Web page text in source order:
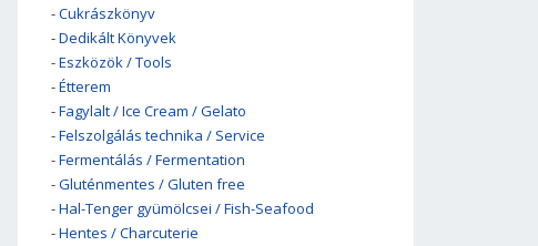
-Cukrászkönyv
-Dedikált Könyvek
-Eszközök / Tools
-Étterem
-Fagylalt / Ice Cream / Gelato
-Felszolgálás technika / Service
-Fermentálás / Fermentation
-Gluténmentes / Gluten free
-Hal-Tenger gyümölcsei / Fish-Seafood
-Hentes / Charcuterie